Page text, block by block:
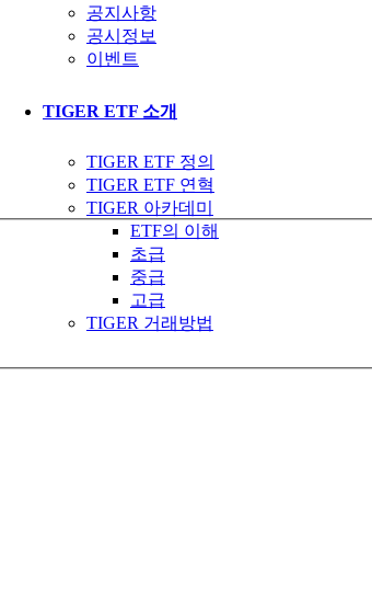
공지사항
공시정보
이벤트
TIGER ETF 소개
TIGER ETF 정의
TIGER ETF 연혁
TIGER 아카데미
ETF의 이해
초급
중급
고급
TIGER 거래방법